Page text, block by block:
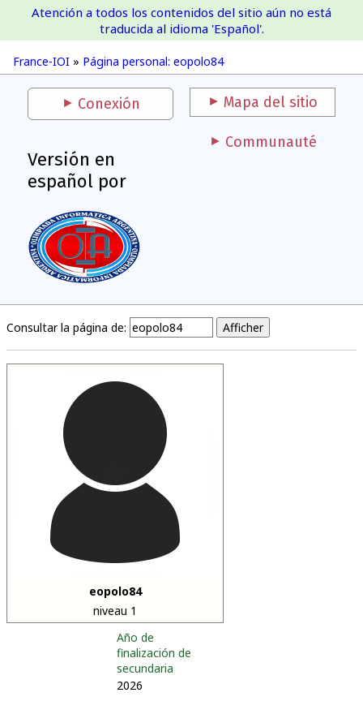
France-IOI
France-IOI » Página personal: eopolo84
Atención a todos los contenidos del sitio aún no está
traducida al idioma 'Español'.
Conexión Mapa del sitio
Versión en
español por
Communauté
Consultar la página de:
eopolo84
niveau 1
Año de
finalización de
secundaria
2026